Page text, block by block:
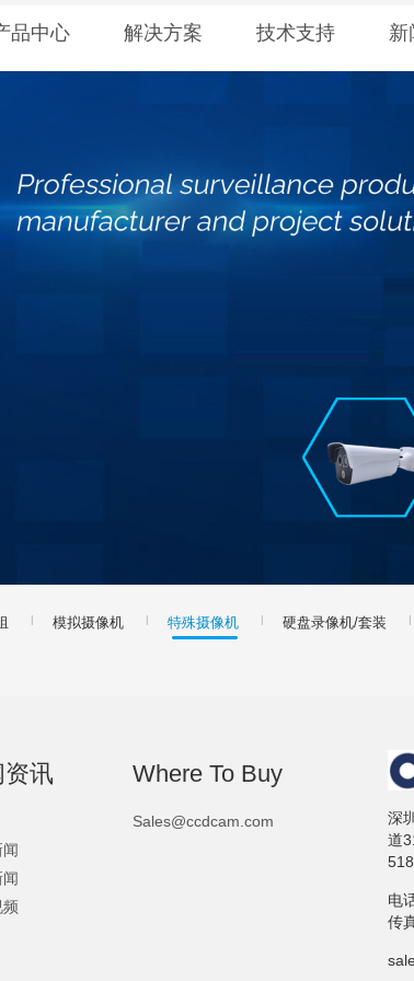
品中心 解决方案 技术支持 新
| 模拟摄像机 | 特殊摄像机 | 硬盘录像机/套装 |
讯 Where To Buy
Sales@ccdcam.com
深
道
电
传